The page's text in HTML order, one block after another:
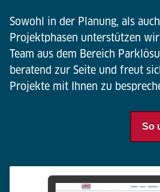
Sowohl in der Planung, als
Projektphasen unterstützen
Team aus dem Bereich
beratend zur Seite und freut
Projekte mit Ihnen zu
So